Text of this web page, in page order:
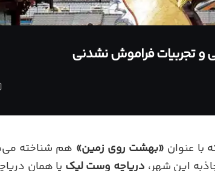
و تجربیات فراموش‌ نشدنی
با عنوان «بهشت روی زمین» هم شناخته
این شهر، دریاچه وست لیک یا همان